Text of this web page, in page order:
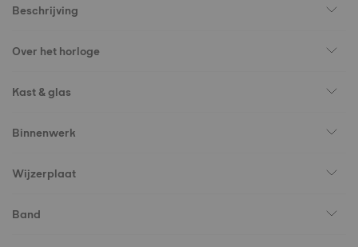
Beschrijving
Over het horloge
Kast & glas
Binnenwerk
Wijzerplaat
Band